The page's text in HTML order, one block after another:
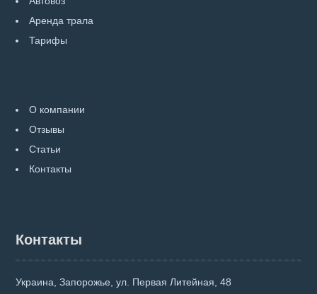
Аренда трала
Тарифы
О компании
Отзывы
Статьи
Контакты
Контакты
Украина, Запорожье, ул. Первая Литейная, 48